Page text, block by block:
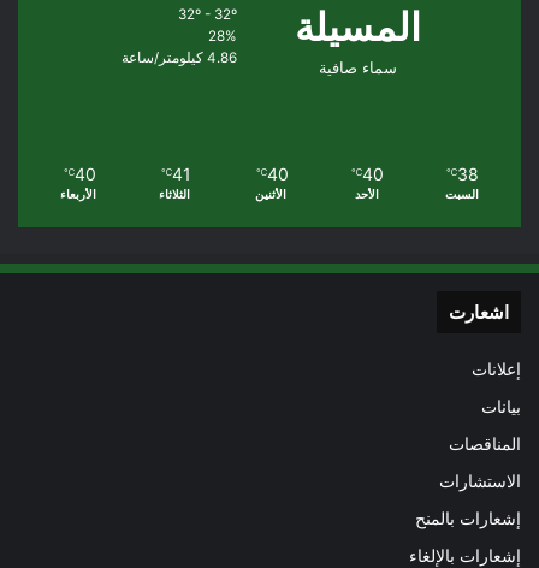
المسيلة
سماء صافية
32º - 32º
28%
4.86 كيلومتر/ساعة
38
℃
السبت
40
℃
الأحد
40
℃
الأثنين
41
℃
الثلاثاء
40
℃
الأربعاء
اشعارت
إعلانات
بيانات
المناقصات
الاستشارات
إشعارات بالمنح
إشعارات بالإلغاء